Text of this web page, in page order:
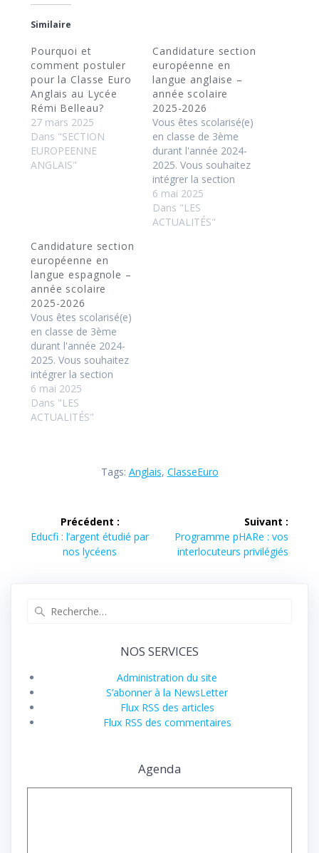
Similaire
Pourquoi et
comment postuler
pour la Classe Euro
Anglais au Lycée
Rémi Belleau?
27 mars 2025
Dans "SECTION
EUROPEENNE
ANGLAIS"
Candidature section
européenne en
langue anglaise –
année scolaire
2025-2026
Vous êtes scolarisé(e)
en classe de 3ème
durant l'année 2024-
2025. Vous souhaitez
intégrer la section
européenne en langue
anglaise en classe de
seconde au lycée
6 mai 2025
Dans "LES
ACTUALITÉS"
Candidature section
européenne en
langue espagnole –
année scolaire
2025-2026
Vous êtes scolarisé(e)
en classe de 3ème
durant l'année 2024-
2025. Vous souhaitez
intégrer la section
européenne en langue
espagnole en classe de
seconde au lycée
de télécharger le
ESPAGNOL Vous
voudrez bien
compléter et
transmettre votre…
6 mai 2025
Dans "LES
ACTUALITÉS"
Tags: Anglais, ClasseEuro
Navigation
de
Précédent :
Article
précédent :
Educfi : l’argent étudié par
nos lycéens
Suivant :
Article
suivant :
Programme pHARe : vos
interlocuteurs privilégiés
NOS SERVICES
Administration du site
S’abonner à la NewsLetter
Flux RSS des articles
Flux RSS des commentaires
Agenda